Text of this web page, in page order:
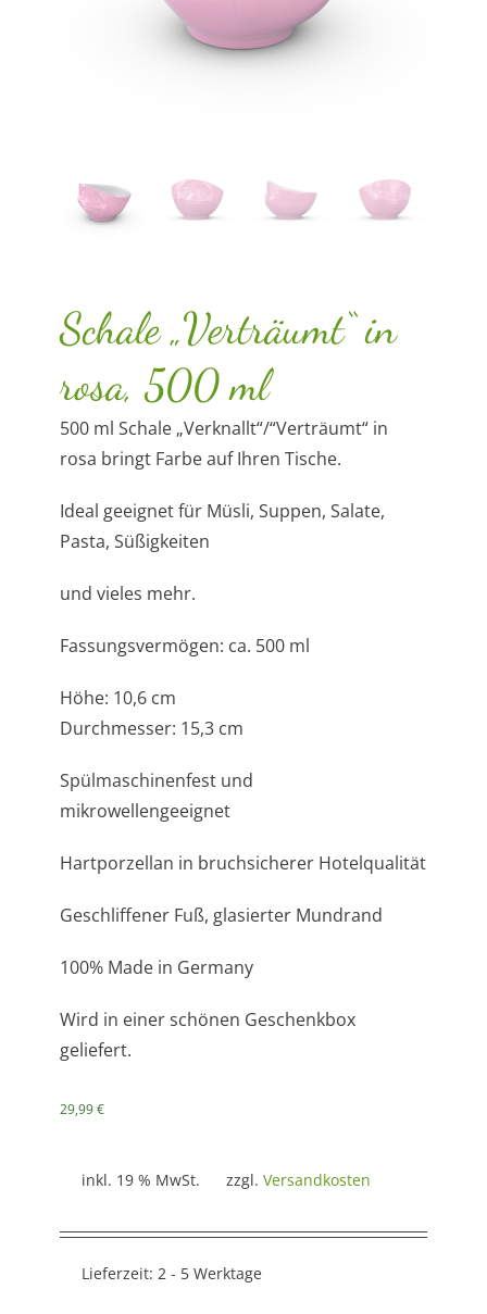
Schale „Verträumt“ in
rosa, 500 ml
500 ml Schale „Verknallt“/“Verträumt“ in
rosa bringt Farbe auf Ihren Tische.
Ideal geeignet für Müsli, Suppen, Salate,
Pasta, Süßigkeiten
und vieles mehr.
Fassungsvermögen: ca. 500 ml
Höhe: 10,6 cm
Durchmesser: 15,3 cm
Spülmaschinenfest und
mikrowellengeeignet
Hartporzellan in bruchsicherer Hotelqualität
Geschliffener Fuß, glasierter Mundrand
100% Made in Germany
Wird in einer schönen Geschenkbox
geliefert.
29,99€
inkl. 19 % MwSt. zzgl. Versandkosten
Lieferzeit: 2 - 5 Werktage